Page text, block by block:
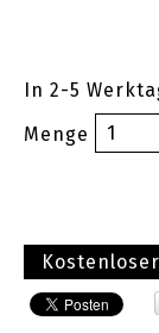
In 2-5
Menge